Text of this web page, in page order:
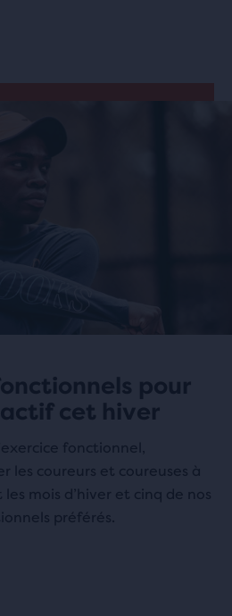
pour
cet hiver
fonctionnel,
les coureurs et coureuses à
mois d’hiver et cinq de nos
préférés.